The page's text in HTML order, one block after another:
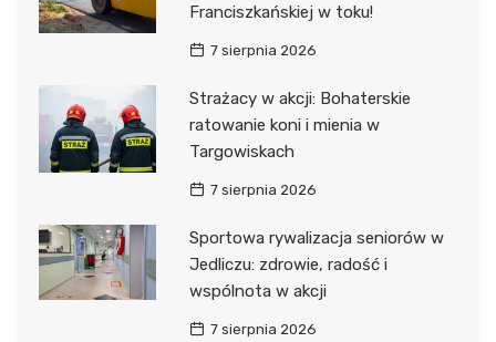
Franciszkańskiej w toku!
7 sierpnia 2026
Strażacy w akcji: Bohaterskie
ratowanie koni i mienia w
Targowiskach
7 sierpnia 2026
Sportowa rywalizacja seniorów w
Jedliczu: zdrowie, radość i
wspólnota w akcji
7 sierpnia 2026